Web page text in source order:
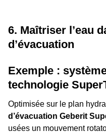
6. Maîtriser l’eau
d’évacuation
Exemple :
technologie
Optimisée sur le plan
d’évacuation Geberit
usées un mouvement